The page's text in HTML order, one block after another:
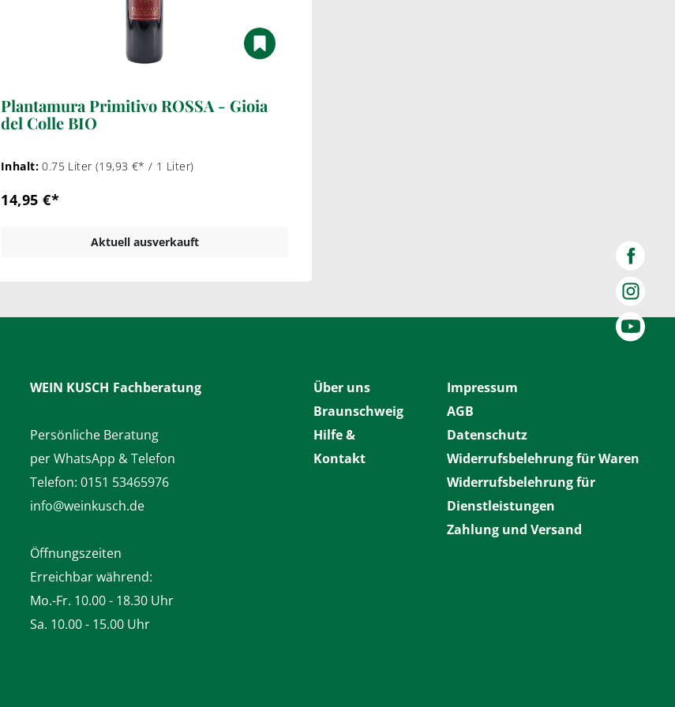
Plantamura Primitivo ROSSA - Gioia
del Colle BIO
Inhalt:0.75 Liter (19,93 €* / 1 Liter)
14,95 €*
Aktuell ausverkauft
WEIN KUSCH Fachberatung
Persönliche Beratung
per WhatsApp & Telefon
Telefon: 0151 53465976
info@weinkusch.de
Öffnungszeiten
Erreichbar während:
Mo.-Fr. 10.00 - 18.30 Uhr
Sa. 10.00 - 15.00 Uhr
Über uns
Braunschweig
Hilfe &
Kontakt
Impressum
AGB
Datenschutz
Widerrufsbelehrung für Waren
Widerrufsbelehrung für
Dienstleistungen
Zahlung und Versand